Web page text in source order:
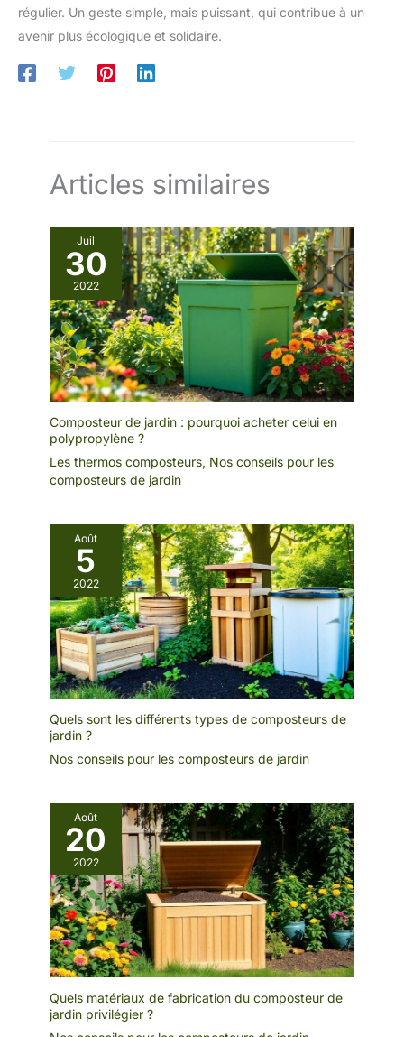
régulier. Un geste simple, mais puissant, qui contribue à un
avenir plus écologique et solidaire.
Articles similaires
Juil
30
2022
Composteur de jardin : pourquoi acheter celui en
polypropylène ?
Les thermos composteurs, Nos conseils pour les
composteurs de jardin
Août
5
2022
Quels sont les différents types de composteurs de
jardin ?
Nos conseils pour les composteurs de jardin
Août
20
2022
Quels matériaux de fabrication du composteur de
jardin privilégier ?